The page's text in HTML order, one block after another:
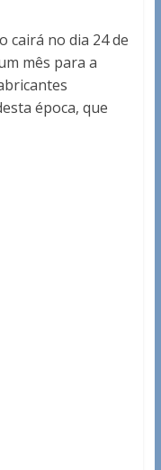
cairá no dia 24 de
mês para a
época, que